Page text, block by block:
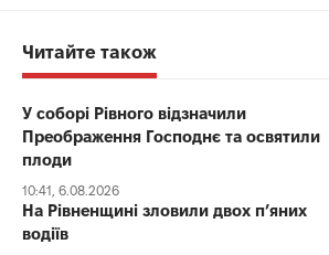
Читайте також
У соборі Рівного відзначили
Преображення Господнє та освятили
плоди
10:41, 6.08.2026
На Рівненщині зловили двох п’яних
водіїв